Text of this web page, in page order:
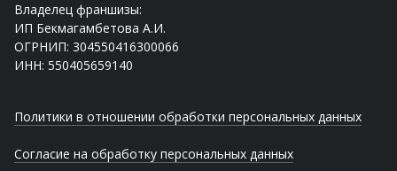
Владелец франшизы:
ИП Бекмагамбетова А.И.
ОГРНИП: 304550416300066
ИНН: 550405659140
Политики в отношении обработки персональных данных
Согласие на обработку персональных данных